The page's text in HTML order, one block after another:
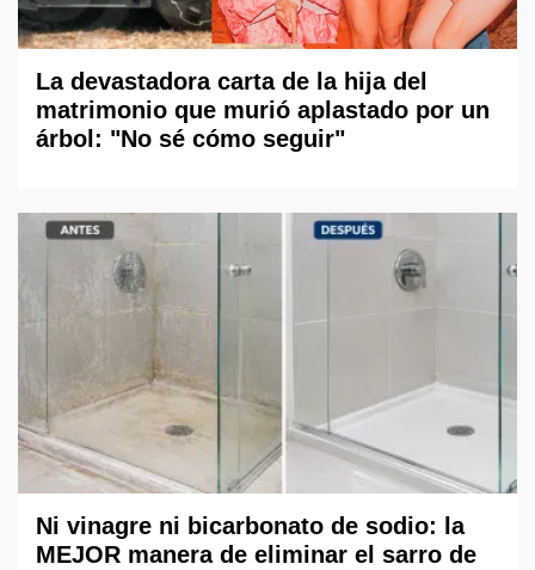
La devastadora carta de la hija del
matrimonio que murió aplastado por un
árbol: "No sé cómo seguir"
Ni vinagre ni bicarbonato de sodio: la
MEJOR manera de eliminar el sarro de